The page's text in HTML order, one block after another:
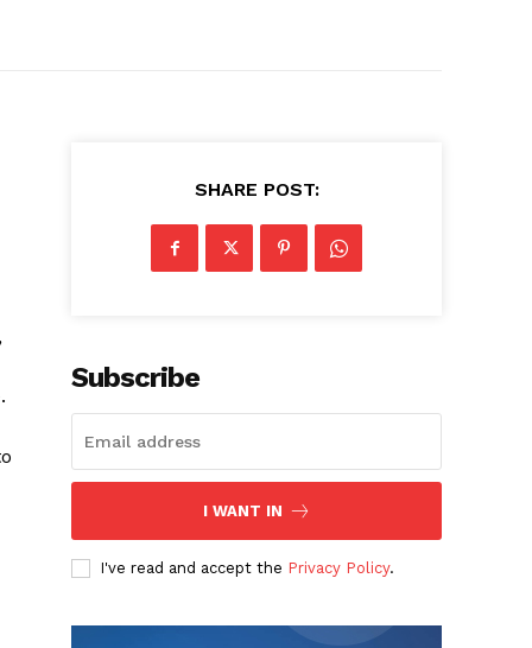
SHARE POST:
Subscribe
I WANT IN
I've read and accept the Privacy Policy.